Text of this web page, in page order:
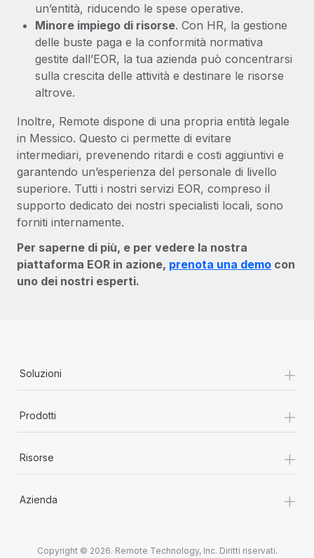
un’entità, riducendo le spese operative.
Minore impiego di risorse. Con HR, la gestione
delle buste paga e la conformità normativa
gestite dall’EOR, la tua azienda può concentrarsi
sulla crescita delle attività e destinare le risorse
altrove.
Inoltre, Remote dispone di una propria entità legale
in Messico. Questo ci permette di evitare
intermediari, prevenendo ritardi e costi aggiuntivi e
garantendo un’esperienza del personale di livello
superiore. Tutti i nostri servizi EOR, compreso il
supporto dedicato dei nostri specialisti locali, sono
forniti internamente.
Per saperne di più, e per vedere la nostra
piattaforma EOR in azione, prenota una demo con
uno dei nostri esperti.
Soluzioni +
Prodotti +
Risorse +
Azienda +
Copyright © 2026. Remote Technology, Inc. Diritti riservati.